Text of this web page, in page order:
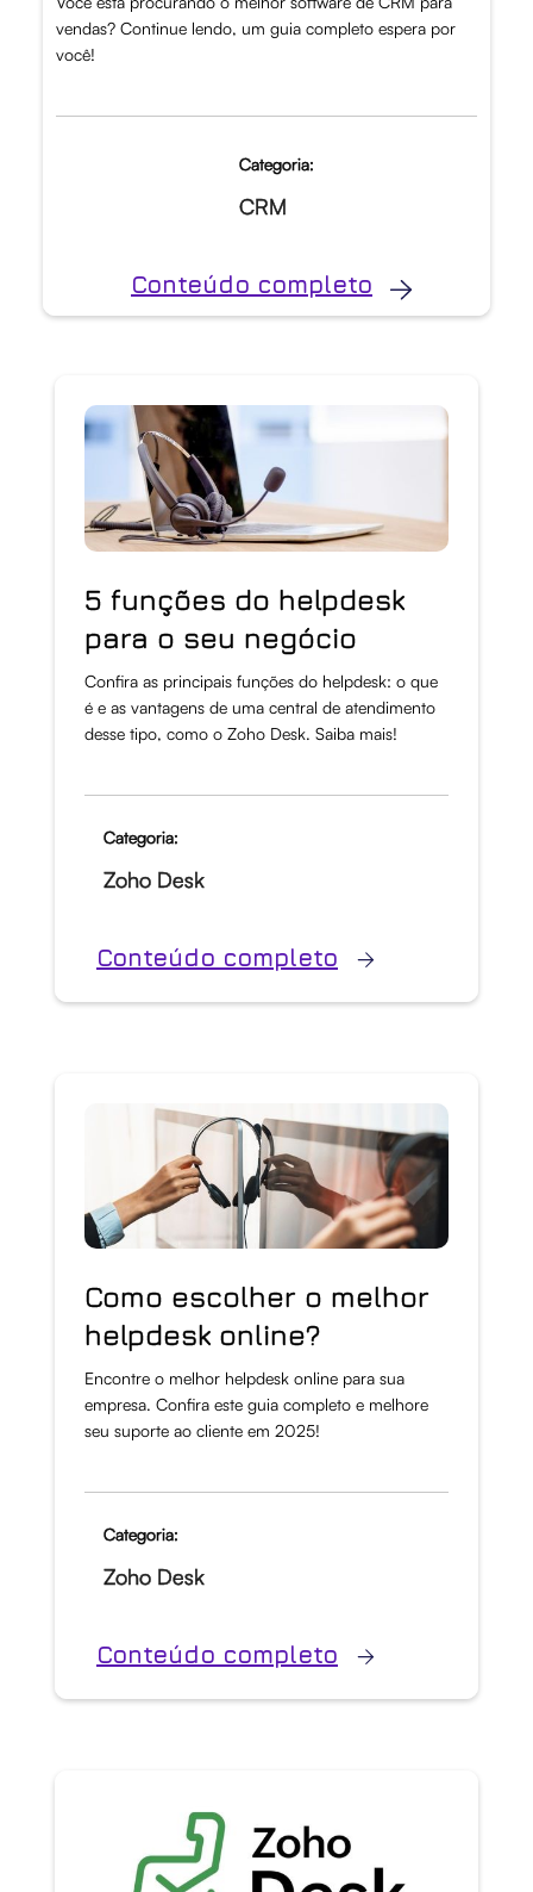
vendas? Continue lendo, um guia completo espera por
você!
Categoria:
CRM
Conteúdo completo
5 funções do helpdesk
para o seu negócio
Confira as principais funções do helpdesk: o que
é e as vantagens de uma central de atendimento
desse tipo, como o Zoho Desk. Saiba mais!
Categoria:
Zoho Desk
Conteúdo completo
Como escolher o melhor
helpdesk online?
Encontre o melhor helpdesk online para sua
empresa. Confira este guia completo e melhore
seu suporte ao cliente em 2025!
Categoria:
Zoho Desk
Conteúdo completo